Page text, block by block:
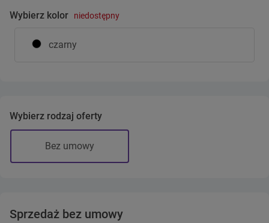
Wybierz kolor niedostępny
czarny
Wybierz rodzaj oferty
Bez umowy
Sprzedaż bez umowy